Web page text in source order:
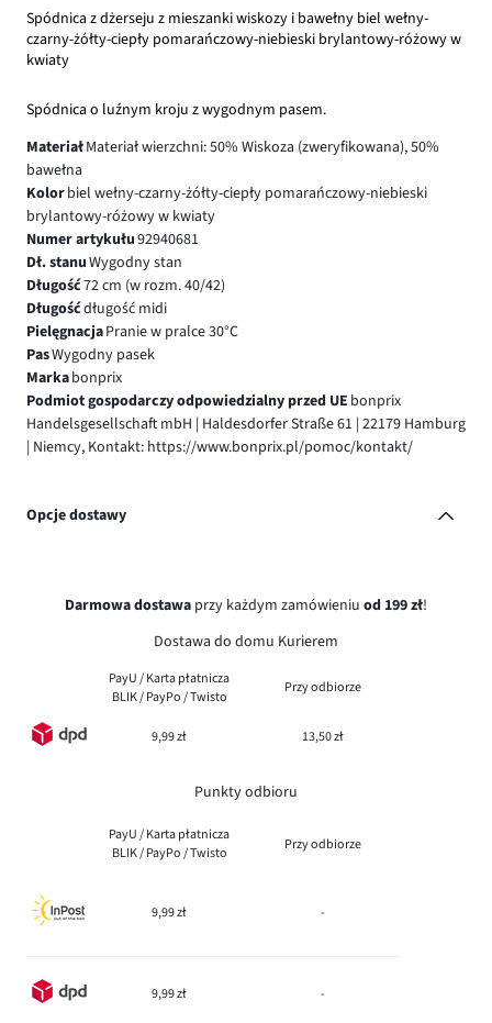
Spódnica z dżerseju z mieszanki wiskozy i bawełny biel wełny-
czarny-żółty-ciepły pomarańczowy-niebieski brylantowy-różowy w
kwiaty
Spódnica o luźnym kroju z wygodnym pasem.
MateriałMateriał wierzchni: 50% Wiskoza (zweryfikowana), 50%
bawełna
Kolorbiel wełny-czarny-żółty-ciepły pomarańczowy-niebieski
brylantowy-różowy w kwiaty
Numer artykułu92940681
Dł. stanuWygodny stan
Długość72 cm (w rozm. 40/42)
Długośćdługość midi
PielęgnacjaPranie w pralce 30°C
PasWygodny pasek
Markabonprix
Podmiot gospodarczy odpowiedzialny przed UE bonprix
Handelsgesellschaft mbH | Haldesdorfer Straße 61 | 22179 Hamburg
| Niemcy, Kontakt: https://www.bonprix.pl/pomoc/kontakt/
Opcje dostawy
Darmowa dostawa przy każdym zamówieniu od 199 zł!
Dostawa do domu Kurierem
PayU / Karta płatnicza
BLIK / PayPo / Twisto
Przy odbiorze
9,99 zł 13,50 zł
Punkty odbioru
PayU / Karta płatnicza
BLIK / PayPo / Twisto
Przy odbiorze
9,99 zł -
9,99 zł -